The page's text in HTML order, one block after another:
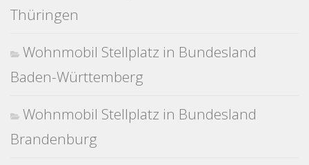
Thüringen
Wohnmobil Stellplatz in Bundesland
Baden-Württemberg
Wohnmobil Stellplatz in Bundesland
Brandenburg